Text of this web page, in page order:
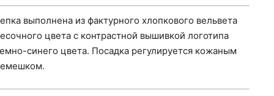
выполнена из фактурного хлопкового вельвета
цвета с контрастной вышивкой логотипа
синего цвета. Посадка регулируется кожаным